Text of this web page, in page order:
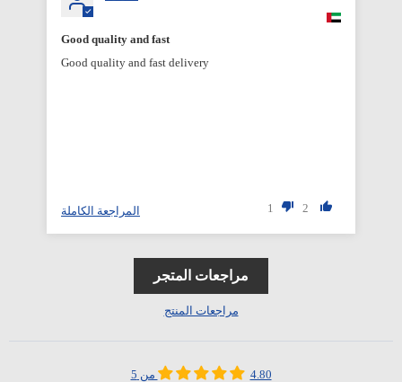
Good quality and fast
Good quality and fast delivery
2
1 المراجعة الكاملة
مراجعات المتجر
مراجعات المنتج
4.80 من 5